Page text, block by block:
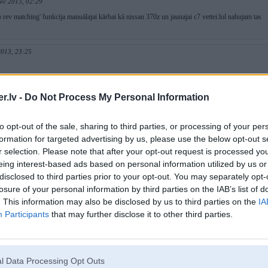
- Do Not Process My Personal Information
opt-out of the sale, sharing to third parties, or processing of your
for targeted advertising by us, please use the below opt-out
selection. Please note that after your opt-out request is processed
interest-based ads based on personal information utilized by us
to third parties prior to your opt-out. You may separately
of your personal information by third parties on the IAB’s list of
This information may also be disclosed by us to third parties on the
Participants that may further disclose it to other third parties.
Data Processing Opt Outs
rev matching' funkcija manuālajai kārbai kā nissan 370z un jaunajai c7 vettei:lol nahujam tas
23:25
23:25
2013, 23:10
Baigā konča.
cipars nenozimesdurvju skaitu a kapec m4 kupeja skaitas krutaka neka m3 sedans ja ))
2013, 22:11